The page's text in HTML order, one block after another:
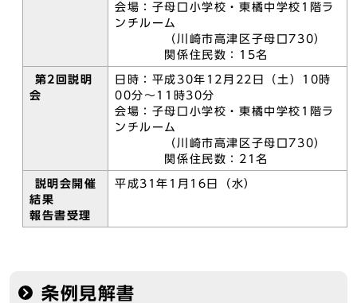
会場：子母口小学校・東橘中学校1階ラ
ンチルーム
（川崎市高津区子母口730）
関係住民数：15名
第2回説明
会
日時：平成30年12月22日（土）10時
00分～11時30分
会場：子母口小学校・東橘中学校1階ラ
ンチルーム
（川崎市高津区子母口730）
関係住民数：21名
説明会開催
結果
報告書受理
平成31年1月16日（水）
条例見解書